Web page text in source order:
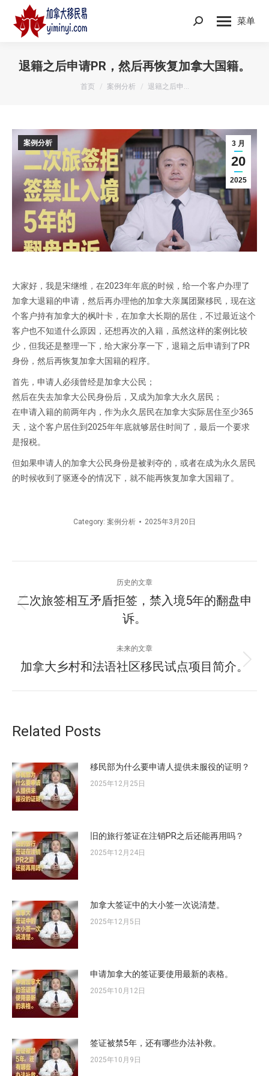
菜单
Search:
退籍之后申请PR，然后再恢复加拿大国籍。
您在这里：
首页 案例分析 退籍之后申…
3 月
20
2025
案例分析
大家好，我是宋继维，在2023年年底的时候，给一个客户办理了
加拿大退籍的申请，然后再办理他的加拿大亲属团聚移民，现在这
个客户持有加拿大的枫叶卡，在加拿大长期的居住，不过最近这个
客户也不知道什么原因，还想再次的入籍，虽然这样的案例比较
少，但我还是整理一下，给大家分享一下，退籍之后申请到了PR
身份，然后再恢复加拿大国籍的程序。
首先，申请人必须曾经是加拿大公民；
然后在失去加拿大公民身份后，又成为加拿大永久居民；
在申请入籍的前两年内，作为永久居民在加拿大实际居住至少365
天，这个客户居住到2025年年底就够居住时间了，最后一个要求
是报税。
但如果申请人的加拿大公民身份是被剥夺的，或者在成为永久居民
的时候收到了驱逐令的情况下，就不能再恢复加拿大国籍了。
Category: 案例分析 2025年3月20日
章
历史的文章
历
史
文
章：
二次旅签相互矛盾拒签，禁入境5年的翻盘申
诉。
未来的文章
未
加拿大乡村和法语社区移民试点项目简介。
Related Posts
移民部为什么要申请人提供未服役的证明？
2025年12月25日
旧的旅行签证在注销PR之后还能再用吗？
2025年12月24日
加拿大签证中的大小签一次说清楚。
2025年12月5日
申请加拿大的签证要使用最新的表格。
2025年10月12日
签证被禁5年，还有哪些办法补救。
2025年10月9日